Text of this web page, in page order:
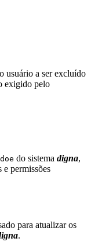
usuário a ser excluído
exigido pelo
do sistema digna,
e permissões
para atualizar os
.